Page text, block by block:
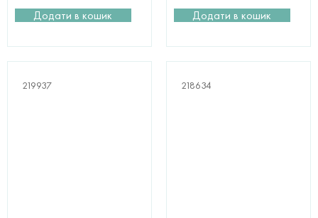
Додати в кошик
Додати в кошик
219937 218634